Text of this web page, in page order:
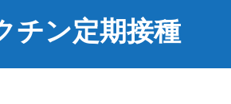
チン定期接種